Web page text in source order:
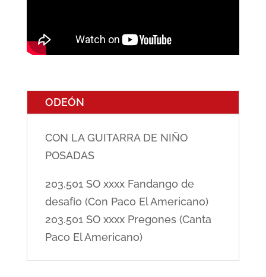
ODEÓN
CON LA GUITARRA DE NIÑO
POSADAS
203.501 SO xxxx Fandango de
desafío (Con Paco El Americano)
203.501 SO xxxx Pregones (Canta
Paco El Americano)